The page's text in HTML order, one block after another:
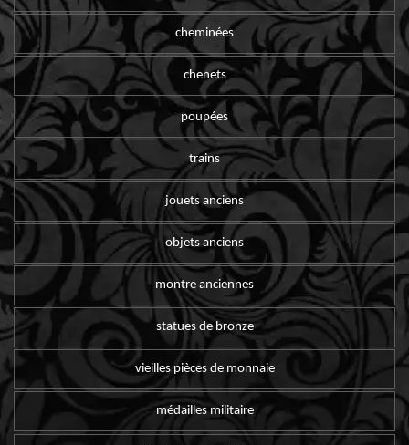
cheminées
chenets
poupées
trains
jouets anciens
objets anciens
montre anciennes
statues de bronze
vieilles pièces de monnaie
médailles militaire